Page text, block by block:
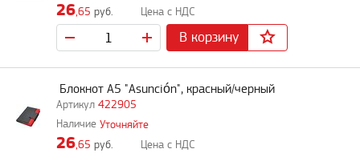
26,65 руб.
В корзину
422905
Блокнот А5 "Asunción", красный/черный
Уточняйте
26,65 руб.